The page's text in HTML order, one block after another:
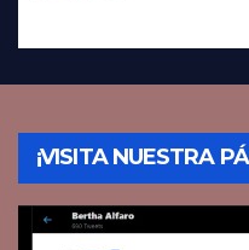
¡VISITA NUESTRA